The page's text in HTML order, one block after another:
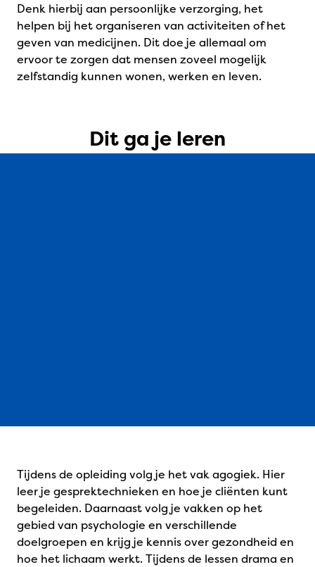
Denk hierbij aan persoonlijke verzorging, het
helpen bij het organiseren van activiteiten of het
geven van medicijnen. Dit doe je allemaal om
ervoor te zorgen dat mensen zoveel mogelijk
zelfstandig kunnen wonen, werken en leven.
Dit ga je leren
Tijdens de opleiding volg je het vak agogiek. Hier
leer je gesprektechnieken en hoe je cliënten kunt
begeleiden. Daarnaast volg je vakken op het
gebied van psychologie en verschillende
doelgroepen en krijg je kennis over gezondheid en
hoe het lichaam werkt. Tijdens de lessen drama en